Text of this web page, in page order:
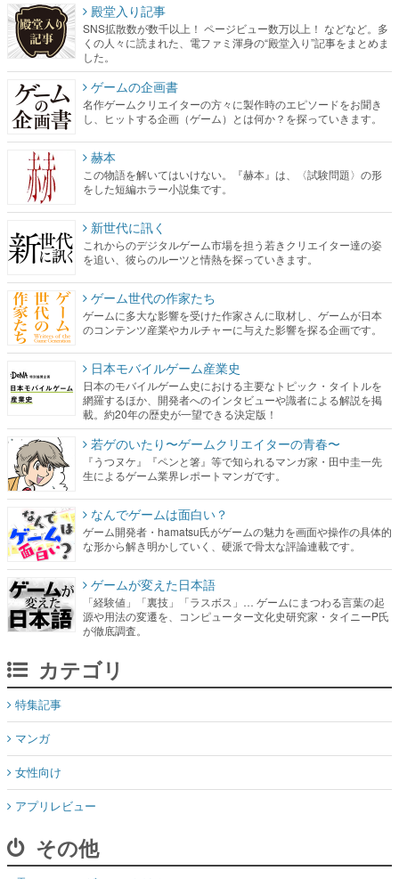
殿堂入り記事
SNS拡散数が数千以上！ ページビュー数万以上！ などなど。多
くの人々に読まれた、電ファミ渾身の“殿堂入り”記事をまとめま
した。
ゲームの企画書
名作ゲームクリエイターの方々に製作時のエピソードをお聞き
し、ヒットする企画（ゲーム）とは何か？を探っていきます。
赫本
この物語を解いてはいけない。『赫本』は、〈試験問題〉の形
をした短編ホラー小説集です。
新世代に訊く
これからのデジタルゲーム市場を担う若きクリエイター達の姿
を追い、彼らのルーツと情熱を探っていきます。
ゲーム世代の作家たち
ゲームに多大な影響を受けた作家さんに取材し、ゲームが日本
のコンテンツ産業やカルチャーに与えた影響を探る企画です。
日本モバイルゲーム産業史
日本のモバイルゲーム史における主要なトピック・タイトルを
網羅するほか、開発者へのインタビューや識者による解説を掲
載。約20年の歴史が一望できる決定版！
若ゲのいたり〜ゲームクリエイターの青春〜
『うつヌケ』『ペンと箸』等で知られるマンガ家・田中圭一先
生によるゲーム業界レポートマンガです。
なんでゲームは面白い？
ゲーム開発者・hamatsu氏がゲームの魅力を画面や操作の具体的
な形から解き明かしていく、硬派で骨太な評論連載です。
ゲームが変えた日本語
「経験値」「裏技」「ラスボス」… ゲームにまつわる言葉の起
源や用法の変遷を、コンピューター文化史研究家・タイニーP氏
が徹底調査。
カテゴリ
特集記事
マンガ
女性向け
アプリレビュー
その他